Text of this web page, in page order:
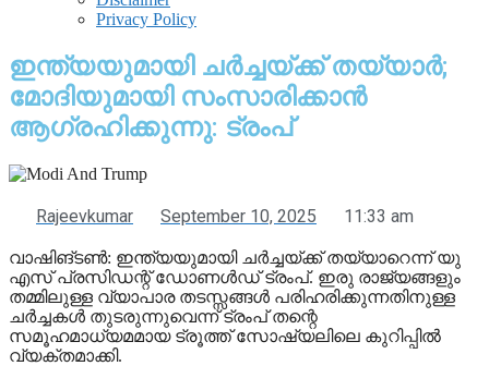
Privacy Policy
ഇന്ത്യയുമായി ചര്‍ച്ചയ്ക്ക് തയ്യാര്‍;
മോദിയുമായി സംസാരിക്കാന്‍
ആഗ്രഹിക്കുന്നു: ട്രംപ്
Rajeevkumar September 10, 2025 11:33 am
വാഷിങ്ടണ്‍: ഇന്ത്യയുമായി ചര്‍ച്ചയ്ക്ക് തയ്യാറെന്ന് യു
എസ് പ്രസിഡന്റ് ഡോണള്‍ഡ് ട്രംപ്. ഇരു രാജ്യങ്ങളും
തമ്മിലുള്ള വ്യാപാര തടസ്സങ്ങള്‍ പരിഹരിക്കുന്നതിനുള്ള
ചര്‍ച്ചകള്‍ തുടരുന്നുവെന്ന് ട്രംപ് തന്റെ
സമൂഹമാധ്യമമായ ട്രൂത്ത് സോഷ്യലിലെ കുറിപ്പില്‍
വ്യക്തമാക്കി.